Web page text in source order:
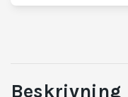
Beskrivning